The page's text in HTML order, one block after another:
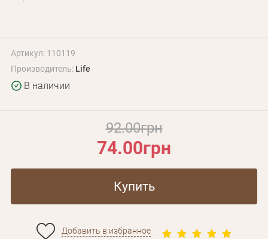
Артикул: 110119
Производитель: Life
В наличии
92.00грн
74.00грн
Купить
Добавить в избранное